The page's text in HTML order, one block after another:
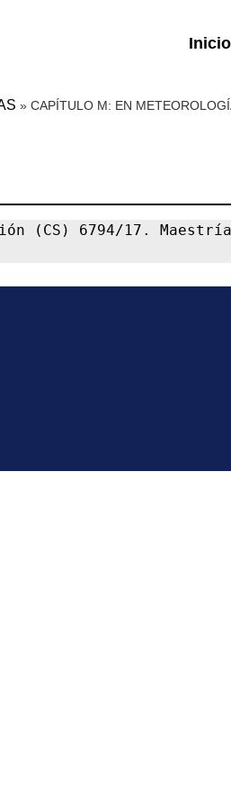
Inicio
» CAPÍTULO M: EN
(CS) 6794/17.